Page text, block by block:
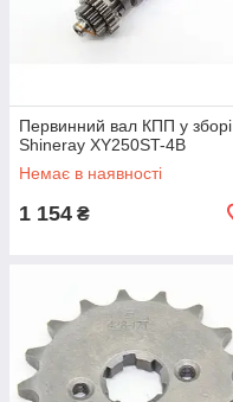
Первинний вал КПП у зборі
Shineray XY250ST-4B
Немає в наявності
1 154 ₴